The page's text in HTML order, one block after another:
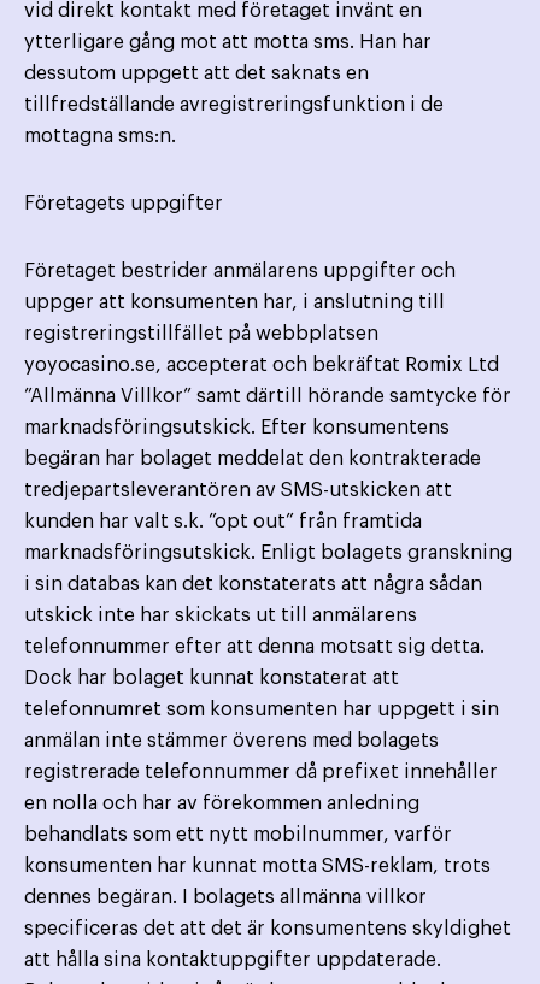
vid direkt kontakt med företaget invänt en
ytterligare gång mot att motta sms. Han har
dessutom uppgett att det saknats en
tillfredställande avregistreringsfunktion i de
mottagna sms:n.
Företagets uppgifter
Företaget bestrider anmälarens uppgifter och
uppger att konsumenten har, i anslutning till
registreringstillfället på webbplatsen
yoyocasino.se, accepterat och bekräftat Romix Ltd
”Allmänna Villkor” samt därtill hörande samtycke för
marknadsföringsutskick. Efter konsumentens
begäran har bolaget meddelat den kontrakterade
tredjepartsleverantören av SMS-utskicken att
kunden har valt s.k. ”opt out” från framtida
marknadsföringsutskick. Enligt bolagets granskning
i sin databas kan det konstaterats att några sådan
utskick inte har skickats ut till anmälarens
telefonnummer efter att denna motsatt sig detta.
Dock har bolaget kunnat konstaterat att
telefonnumret som konsumenten har uppgett i sin
anmälan inte stämmer överens med bolagets
registrerade telefonnummer då prefixet innehåller
en nolla och har av förekommen anledning
behandlats som ett nytt mobilnummer, varför
konsumenten har kunnat motta SMS-reklam, trots
dennes begäran. I bolagets allmänna villkor
specificeras det att det är konsumentens skyldighet
att hålla sina kontaktuppgifter uppdaterade.